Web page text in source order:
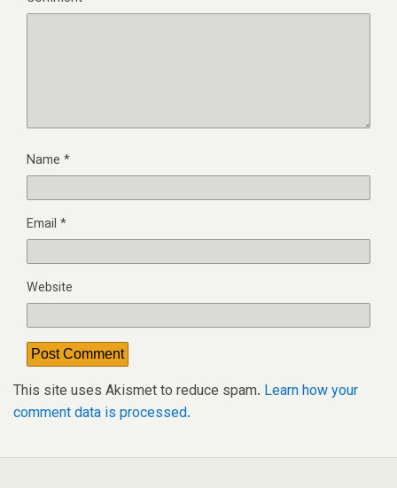
Name *
Email *
Website
This site uses Akismet to reduce spam. Learn how your
comment data is processed.